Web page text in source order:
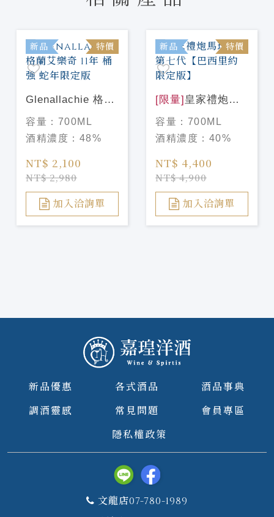
新品 特價
Glenallachie 格蘭
艾樂奇 11年 桶強
蛇年限定版
容量： 700ML
酒精濃度： 48%
NT$ 2,100
NT$ 2,980
加入洽詢單
新品 特價
[限量] 皇家禮炮馬
球系列第七代【巴
西里約限定版】
容量： 700ML
酒精濃度： 40%
NT$ 4,400
NT$ 4,900
加入洽詢單
新品優惠 各式酒品
酒品事典
調酒靈感
常見問題
會員專區
隱私權政策
文龍店07-780-1989